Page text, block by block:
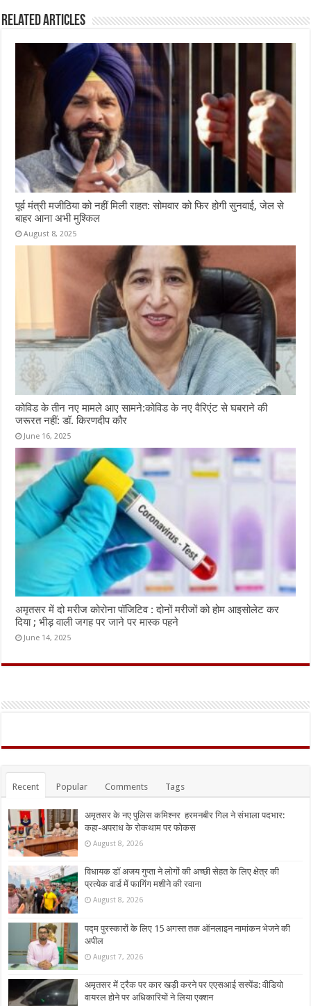
k
Related Articles
पूर्व मंत्री मजीठिया को नहीं मिली राहत: सोमवार को फिर होगी सुनवाई, जेल से
बाहर आना अभी मुश्किल
August 8, 2025
कोविड के तीन नए मामले आए सामने:कोविड के नए वैरिएंट से घबराने की
जरूरत नहीं: डॉ. किरणदीप कौर
June 16, 2025
अमृतसर में दो मरीज कोरोना पॉजिटिव : दोनों मरीजों को होम आइसोलेट कर
दिया ; भीड़ वाली जगह पर जाने पर मास्क पहने
June 14, 2025
Recent Popular Comments Tags
अमृतसर के नए पुलिस कमिश्नर हरमनबीर गिल ने संभाला पदभार:
कहा-अपराध के रोकथाम पर फोकस
August 8, 2026
विधायक डॉ अजय गुप्ता ने लोगों की अच्छी सेहत के लिए क्षेत्र की
प्रत्येक वार्ड में फागिंग मशीने की रवाना
August 8, 2026
पद्म पुरस्कारों के लिए 15 अगस्त तक ऑनलाइन नामांकन भेजने की
अपील
August 7, 2026
अमृतसर में ट्रैक पर कार खड़ी करने पर एएसआई सस्पेंड: वीडियो
वायरल होने पर अधिकारियों ने लिया एक्शन